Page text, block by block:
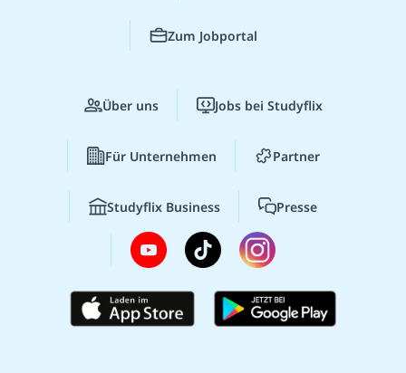
Zum Jobportal
Über uns Jobs bei Studyflix
Für Unternehmen Partner
Studyflix Business Presse